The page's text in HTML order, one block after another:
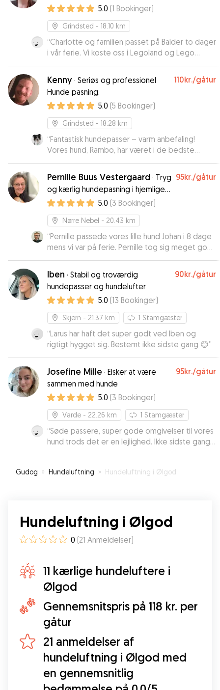
5.0 (1 Bookinger)
Grindsted - 18.10 km
“Charlotte og familien passet på Balder to dager
i vår ferie. Vi koste oss i Legoland og Lego
House og Balder fikk nyte et herlig opphold hos
familien. Han ville nesten ikke følge med til bilen.
Vil anbefale Charlotte”
Kenny · Seriøs og professionel
Hunde pasning.
110kr./gåtur
5.0 (5 Bookinger)
Grindsted - 18.28 km
“Fantastisk hundepasser – varm anbefaling!
Vores hund, Rambo, har været i de bedste
hænder hos Kenny, mens vi var på ferie. Da vi
hentede Rambo, var han glad, rolig og tydeligt
tryg – og det siger alt! Vi kunne også se, at
Kenny havde plejet Rambos pels med omhu,
den var fint børstet og velholdt. Det er tydeligt,
at Kenny har lagt energi i både aktivering og
omsorg. Vi har følt os helt trygge hele vejen
igennem – ikke mindst fordi vi næsten dagligt
modtog billeder og små opdateringer om,
hvordan det gik med Rambo. Det betød rigtig
meget for os. Da vores hjemrejse blev forsinket
i sidste øjeblik, trådte Kenny til og passede
Rambo en ekstra dag – helt uden tøven. Den
fleksibilitet og hjælpsomhed sætter vi stor pris
på. Vi er meget tilfredse og kan varmt anbefale
Kenny som hundepasser. Vi booker ham helt
sikkert igen! 🐶✨”
Pernille Buus Vestergaard · Tryg
og kærlig hundepasning i hjemlige
rammer.
95kr./gåtur
5.0 (3 Bookinger)
Nørre Nebel - 20.43 km
“Pernille passede vores lille hund Johan i 8 dage
mens vi var på ferie. Pernille tog sig meget godt
af Johan og han legede godt med Pernilles
egen hund, i deres store lukkede have samt
lange ture i parker og hundeskov. Vi fik mange
fine billeder og opdateringer i løbet af dagene,
som var meget rart så vi kunne se at han havde
det godt. Rigtig god oplevelse som varmt
anbefales til andre med behov for
hundepasning. ”
Iben · Stabil og troværdig
hundepasser og hundelufter
90kr./gåtur
5.0 (13 Bookinger)
Skjern - 21.37 km 1 Stamgæster
“Larus har haft det super godt ved Iben og
rigtigt hygget sig. Bestemt ikke sidste gang 😊”
Josefine Mille · Elsker at være
sammen med hunde
95kr./gåtur
5.0 (3 Bookinger)
Varde - 22.26 km 1 Stamgæster
“Søde passere, super gode omgivelser til vores
hund trods det er en lejlighed. Ikke sidste gang
de bruges ☺️”
Gudog » Hundeluftning » Hundeluftning i Ølgod
Hundeluftning i Ølgod
0 (21 Anmeldelser)
11 kærlige hundeluftere i
Ølgod
Gennemsnitspris på 118 kr. per
gåtur
21 anmeldelser af
hundeluftning i Ølgod med
en gennemsnitlig